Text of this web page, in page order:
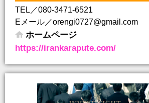
TEL／080-3471-6521
Eメール／orengi0727@gmail.com
ホームページ
https://irankarapute.com/